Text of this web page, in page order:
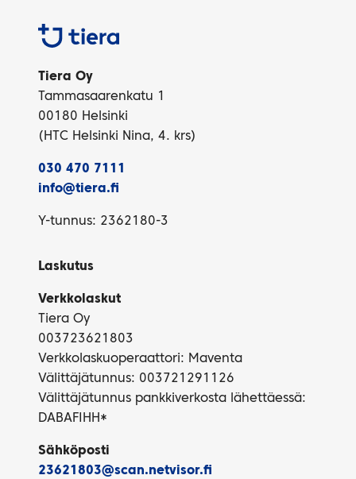
Tiera
Tiera Oy
Tammasaarenkatu 1
00180 Helsinki
(HTC Helsinki Nina, 4. krs)
030 470 7111
info@tiera.fi
Y-tunnus: 2362180-3
Laskutus
Verkkolaskut
Tiera Oy
003723621803
Verkkolaskuoperaattori: Maventa
Välittäjätunnus: 003721291126
Välittäjätunnus pankkiverkosta lähettäessä:
DABAFIHH*
Sähköposti
23621803@scan.netvisor.fi